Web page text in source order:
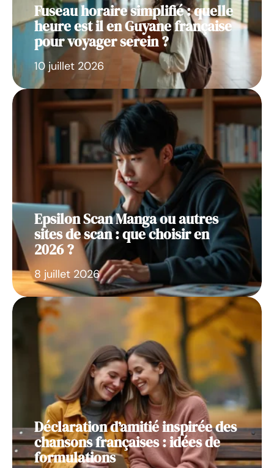
Fuseau horaire simplifié : quelle
heure est il en Guyane française
pour voyager serein ?
10 juillet 2026
Epsilon Scan Manga ou autres
sites de scan : que choisir en
2026 ?
8 juillet 2026
Déclaration d’amitié inspirée des
chansons françaises : idées de
formulations